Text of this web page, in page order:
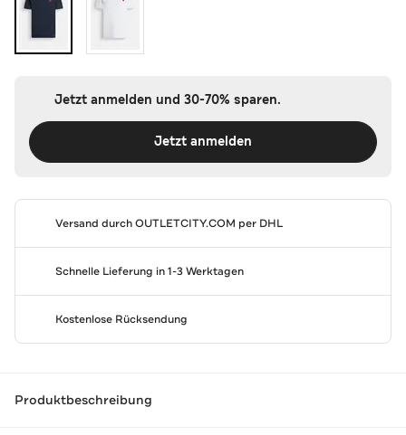
Jetzt anmelden und 30-70% sparen.
Jetzt anmelden
Versand durchOUTLETCITY.COM per DHL
Schnelle Lieferung in 1-3 Werktagen
Kostenlose Rücksendung
Produktbeschreibung